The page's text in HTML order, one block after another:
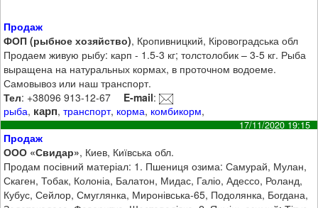
Продаж
ФОП (рыбное хозяйство), Кропивницкий, Кіровоградська обл
Продаем живую рыбу: карп - 1.5-3 кг; толстолобик – 3-5 кг. Рыба
выращена на натуральных кормах, в проточном водоеме.
Самовывоз или наш транспорт.
Тел: +38096 913-12-67 E-mail:
рыба, карп,транспорт, корма, комбикорм,
17/11/2020 19:15
Продаж
ООО «Свидар», Киев, Київська обл.
Продам посівний матеріал: 1. Пшениця озима: Самурай, Мулан,
Скаген, Тобак, Колоніа, Балатон, Мидас, Галіо, Адессо, Роланд,
Кубус, Сейлор, Смуглянка, Миронівська-65, Подолянка, Богдана,